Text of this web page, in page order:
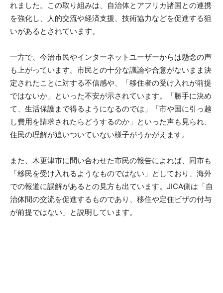
れました。この取り組みは、自治体とアフリカ諸国との連携
を強化し、人的交流や経済支援、技術協力などを促進する狙
いがあるとされています。
一方で、今治市民やインターネットユーザーからは懸念の声
も上がっています。市民との十分な議論や合意がないまま決
定されたことに対する不信感や、「移住者の受け入れが前提
ではないか」といった不安が示されています。「勝手に決め
て、生活保護まで得るようになるのでは」「市や国に引っ越
し費用を請求されたらどうするのか」といった声も見られ、
住民の理解が追いついていない様子がうかがえます。
また、木更津市に問い合わせた市民の報告によれば、同市も
「移民を受け入れるようなものではない」としており、海外
での報道に誤解があるとの見方も出ています。JICA側は「自
治体間の交流を促進するものであり、移住や定住ビザの付与
が前提ではない」と説明しています。